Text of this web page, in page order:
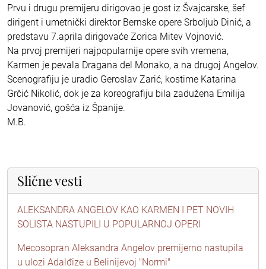
Prvu i drugu premijeru dirigovao je gost iz Švajcarske, šef
dirigent i umetnički direktor Bernske opere Srboljub Dinić, a
predstavu 7.aprila dirigovaće Zorica Mitev Vojnović.
Na prvoj premijeri najpopularnije opere svih vremena,
Karmen je pevala Dragana del Monako, a na drugoj Angelov.
Scenografiju je uradio Geroslav Zarić, kostime Katarina
Grčić Nikolić, dok je za koreografiju bila zadužena Emilija
Jovanović, gošća iz Španije.
M.B.
Slične vesti
ALEKSANDRA ANGELOV KAO KARMEN I PET NOVIH
SOLISTA NASTUPILI U POPULARNOJ OPERI
Mecosopran Aleksandra Angelov premijerno nastupila
u ulozi Adalđize u Belinijevoj "Normi"